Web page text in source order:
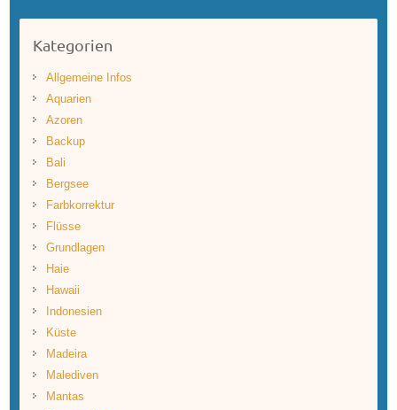
Kategorien
Allgemeine Infos
Aquarien
Azoren
Backup
Bali
Bergsee
Farbkorrektur
Flüsse
Grundlagen
Haie
Hawaii
Indonesien
Küste
Madeira
Malediven
Mantas